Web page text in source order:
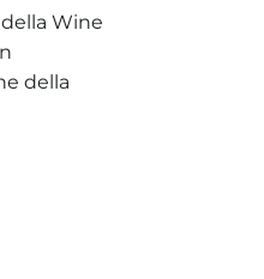
Wine
della